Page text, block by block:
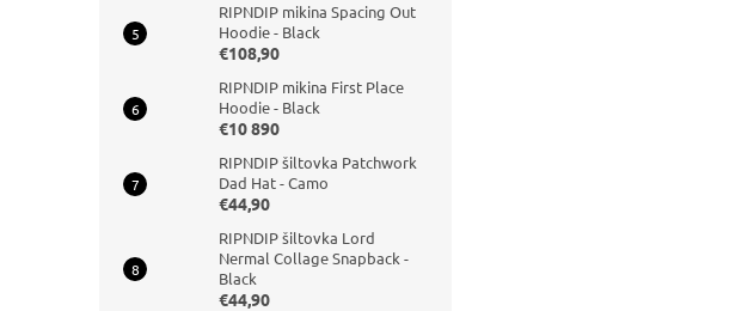
RIPNDIP mikina Spacing Out
Hoodie - Black
€108,90
RIPNDIP mikina First Place
Hoodie - Black
€10 890
RIPNDIP šiltovka Patchwork
Dad Hat - Camo
€44,90
RIPNDIP šiltovka Lord
Nermal Collage Snapback -
Black
€44,90